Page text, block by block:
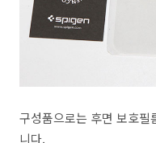
구성품으로는 후면 보호필
니다.